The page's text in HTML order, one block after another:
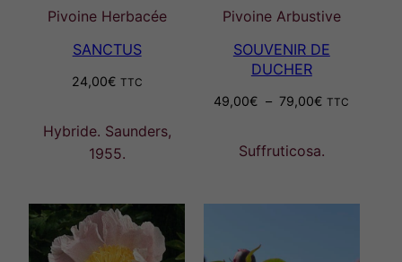
Pivoine Herbacée
SANCTUS
24,00€ TTC
Hybride. Saunders,
1955.
Pivoine Arbustive
SOUVENIR DE
DUCHER
49,00€ – 79,00€ Plage
49,00€
TTC
Suffruticosa.